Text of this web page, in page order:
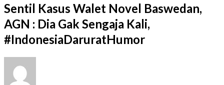
Sentil Kasus Walet Novel Baswedan,
AGN : Dia Gak Sengaja Kali,
#IndonesiaDaruratHumor